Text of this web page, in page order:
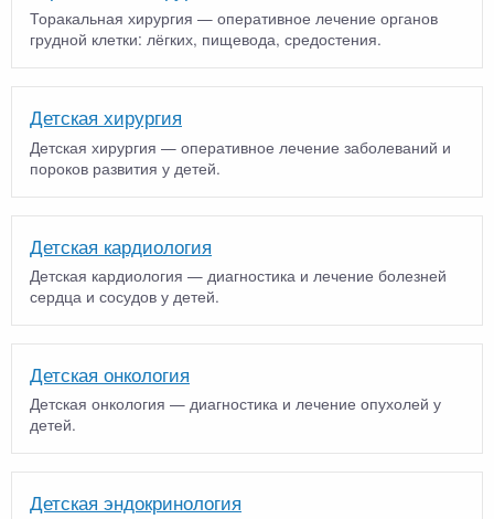
Торакальная хирургия — оперативное лечение органов
грудной клетки: лёгких, пищевода, средостения.
Детская хирургия
Детская хирургия — оперативное лечение заболеваний и
пороков развития у детей.
Детская кардиология
Детская кардиология — диагностика и лечение болезней
сердца и сосудов у детей.
Детская онкология
Детская онкология — диагностика и лечение опухолей у
детей.
Детская эндокринология